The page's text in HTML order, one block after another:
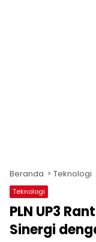
Beranda Teknologi
Teknologi
PLN UP3
Sinergi